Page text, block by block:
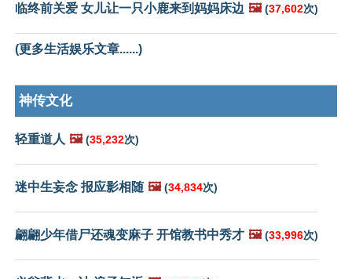
临终前关爱 女儿让一只小鹿来到妈妈床边 🖼️ (37,602次)
(更多生活娱乐文章......)
神传文化
轻重道人 🖼️ (35,232次)
迷中生妄念 报应影相随 🖼️ (34,834次)
翩翩少年借尸还魂变麻子 开馆教书中秀才 🖼️ (33,996次)